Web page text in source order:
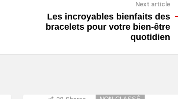
Next article
Les incroyables bienfaits des
bracelets pour votre bien-être
quotidien